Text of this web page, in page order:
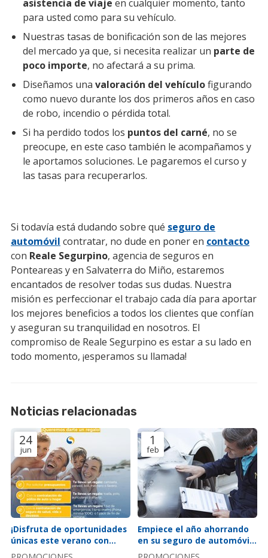
asistencia de viaje en cualquier momento, tanto
para usted como para su vehículo.
Nuestras tasas de bonificación son de las mejores
del mercado ya que, si necesita realizar un parte de
poco importe, no afectará a su prima.
Diseñamos una valoración del vehículofigurando
como nuevo durante los dos primeros años en caso
de robo, incendio o pérdida total.
Si ha perdido todos los puntos del carné, no se
preocupe, en este caso también le acompañamos y
le aportamos soluciones. Le pagaremos el curso y
las tasas para recuperarlos.
Si todavía está dudando sobre qué seguro de
automóvil contratar, no dude en poner en contacto
con Reale Segurpino, agencia de seguros en
Ponteareas y en Salvaterra do Miño, estaremos
encantados de resolver todas sus dudas. Nuestra
misión es perfeccionar el trabajo cada día para aportar
los mejores beneficios a todos los clientes que confían
y aseguran su tranquilidad en nosotros. El
compromiso de Reale Segurpino es estar a su lado en
todo momento, ¡esperamos su llamada!
Noticias relacionadas
24
jun
¡Disfruta de oportunidades
únicas este verano con
nuestra aseguradora!
1
feb
Empiece el año ahorrando
en su seguro de automóvil:
¡súper oferta auto 2024!